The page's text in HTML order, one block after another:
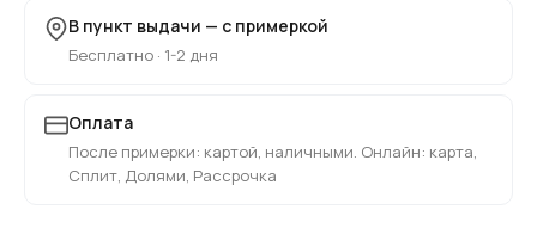
В пункт выдачи — с примеркой
Бесплатно · 1-2 дня
Оплата
После примерки: картой, наличными. Онлайн: карта,
Сплит, Долями, Рассрочка